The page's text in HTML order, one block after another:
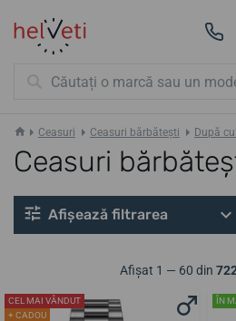
Ceasuri Ceasuri bărbătești După
Ceasuri
Afișează filtrarea
Afișat 1 — 60 din
CEL MAI VÂNDUT
+ CADOU
ÎN